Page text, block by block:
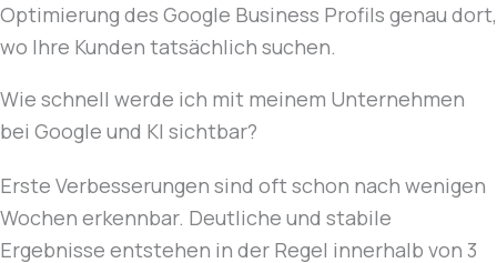
Optimierung des Google Business Profils genau dort,
wo Ihre Kunden tatsächlich suchen.
Wie schnell werde ich mit meinem Unternehmen
bei Google und KI sichtbar?
Erste Verbesserungen sind oft schon nach wenigen
Wochen erkennbar. Deutliche und stabile
Ergebnisse entstehen in der Regel innerhalb von 3